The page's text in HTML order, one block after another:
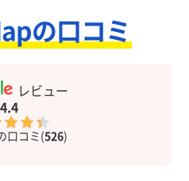
の口コミ
レビュー
4.4
口コミ(526)